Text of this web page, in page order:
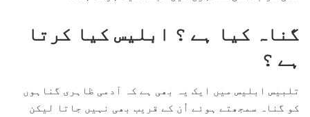
گناہ کیا ہے ؟ ابلیس کیا کرتا
ہے ؟
تلبیس ابلیس میں ایک یہ بھی ہے کہ آدمی ظاہری گناہوں
کو گناہ سمجھتے ہوئے اُن کے قریب بھی نہیں جاتا لیکن